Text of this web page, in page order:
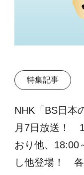
特集記事
NHK「BS日本
月7日放送！
おり他、18:00
し他登場！ 各